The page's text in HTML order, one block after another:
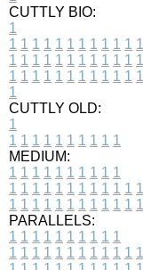
CUTTLY BIO:
1
1 1 1 1 1 1 1 1 1 1 1 1
1 1 1 1 1 1 1 1 1 1 1 1
1 1 1 1 1 1 1 1 1 1 1 1
1
CUTTLY OLD:
1
1 1 1 1 1 1 1 1 1 1
MEDIUM:
1 1 1 1 1 1 1 1 1 1
1 1 1 1 1 1 1 1 1 1 1 1
1 1 1 1 1 1 1 1 1 1 1 1
PARALLELS:
1 1 1 1 1 1 1 1 1 1
1 1 1 1 1 1 1 1 1 1 1 1